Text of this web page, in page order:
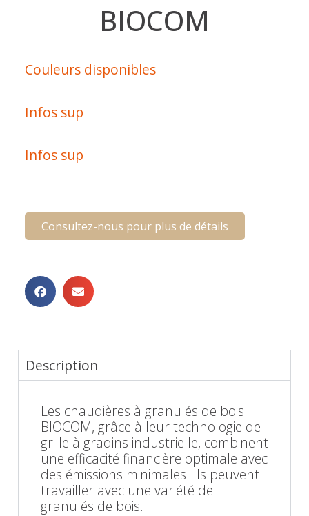
BIOCOM
Couleurs disponibles
Infos sup
Infos sup
Consultez-nous pour plus de détails
Description
Les chaudières à granulés de bois
BIOCOM, grâce à leur technologie de
grille à gradins industrielle, combinent
une efficacité financière optimale avec
des émissions minimales. Ils peuvent
travailler avec une variété de
granulés de bois.